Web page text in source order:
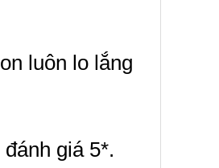
luôn lo lắng
giá 5*.